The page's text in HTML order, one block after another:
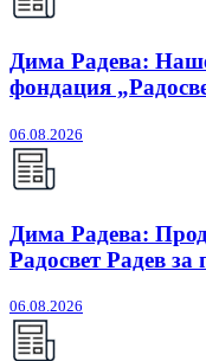
Дима Радева:
фондация
06.08.2026
Дима Радева:
Радосвет Радев за
06.08.2026